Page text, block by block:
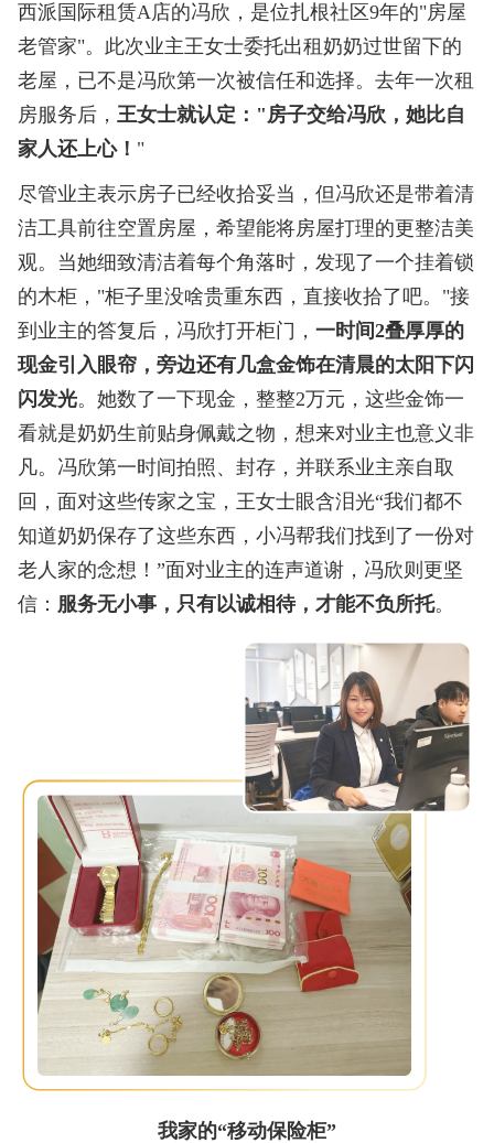
西派国际租赁A店的冯欣，是位扎根社区9年的"房屋
老管家"。此次业主王女士委托出租奶奶过世留下的
老屋，已不是冯欣第一次被信任和选择。去年一次租
房服务后，王女士就认定："房子交给冯欣，她比自
家人还上心！ "
尽管业主表示房子已经收拾妥当，但冯欣还是带着清
洁工具前往空置房屋，希望能将房屋打理的更整洁美
观。当她细致清洁着每个角落时，发现了一个挂着锁
的木柜，"柜子里没啥贵重东西，直接收拾了吧。"接
到业主的答复后，冯欣打开柜门，一时间2叠厚厚的
现金引入眼帘，旁边还有几盒金饰在清晨的太阳下闪
闪发光。她数了一下现金，整整2万元，这些金饰一
看就是奶奶生前贴身佩戴之物，想来对业主也意义非
凡。冯欣第一时间拍照、封存，并联系业主亲自取
回，面对这些传家之宝，王女士眼含泪光“我们都不
知道奶奶保存了这些东西，小冯帮我们找到了一份对
老人家的念想！”面对业主的连声道谢，冯欣则更坚
信： 服务无小事，只有以诚相待，才能不负所托。
我家的“移动保险柜”